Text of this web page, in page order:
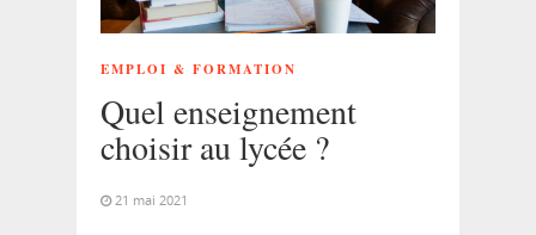
EMPLOI & FORMATION
Quel enseignement
choisir au lycée ?
21 mai 2021